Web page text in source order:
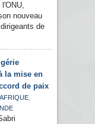
l'ONU,
nouveau
de
la mise en
de paix
AFRIQUE,